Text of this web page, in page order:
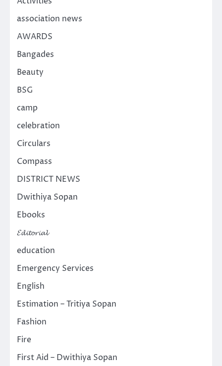
association news
AWARDS
Bangades
Beauty
BSG
camp
celebration
Circulars
Compass
DISTRICT NEWS
Dwithiya Sopan
Ebooks
𝓔𝓭𝓲𝓽𝓸𝓻𝓲𝓪𝓵
education
Emergency Services
English
Estimation – Tritiya Sopan
Fashion
Fire
First Aid – Dwithiya Sopan